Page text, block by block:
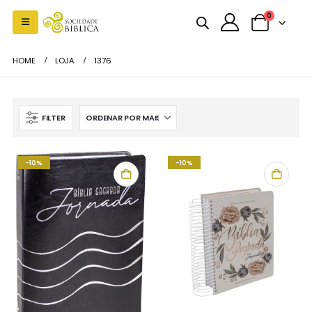
0
HOME LOJA 1376
FILTER
-10% -10%